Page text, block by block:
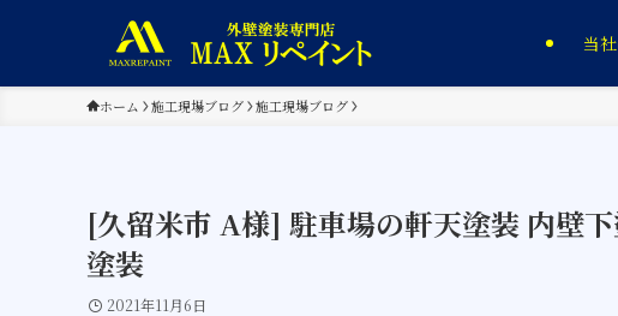
当
ホーム 施工現場ブログ 施工現場ブログ
[久留米市 A様] 駐車場の軒天塗装 内壁
塗装
2021年11月6日